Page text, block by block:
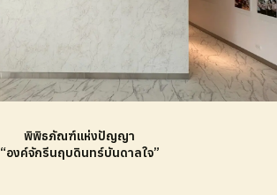
พิพิธภัณฑ์แห่งปัญญา
“องค์จักรีนฤบดินทร์บันดาลใจ”